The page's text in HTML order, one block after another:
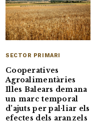
SECTOR PRIMARI
Cooperatives
Agroalimentàries
Illes Balears demana
un marc temporal
d’ajuts per pal·liar els
efectes dels aranzels